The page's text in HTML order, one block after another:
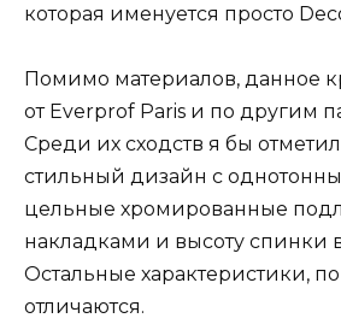
которая именуется просто
Помимо материалов, данное
от Everprof Paris и по другим
Среди их сходств я бы
стильный дизайн с
цельные хромированные
накладками и высоту спинки
Остальные характеристики,
отличаются.